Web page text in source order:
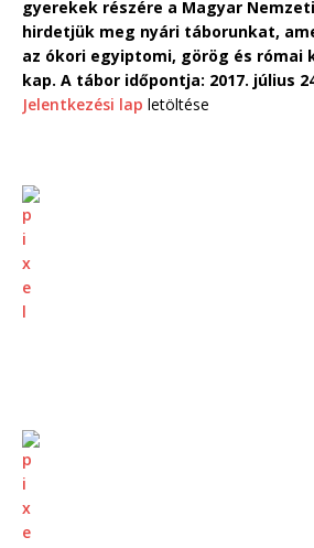
gyerekek részére a Magyar
hirdetjük meg nyári táborunkat,
az ókori egyiptomi, görög és római
kap. A tábor időpontja: 2017. július
Jelentkezési lap letöltése